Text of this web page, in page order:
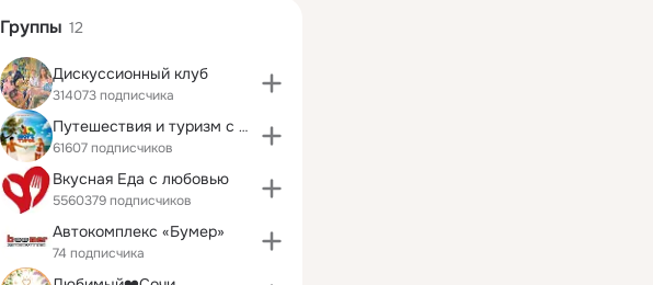
Группы 12
Дискуссионный клуб
314073 подписчика
Путешествия и туризм с Море туров!
61607 подписчиков
Вкусная Еда с любовью
5560379 подписчиков
Автокомплекс «Бумер»
74 подписчика